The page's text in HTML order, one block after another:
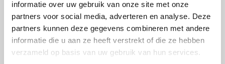
informatie over uw gebruik van onze site met onze
partners voor social media, adverteren en analyse. Deze
partners kunnen deze gegevens combineren met andere
informatie die u aan ze heeft verstrekt of die ze hebben
verzameld op basis van uw gebruik van hun services.
Paket
Firmen/Gruppenname